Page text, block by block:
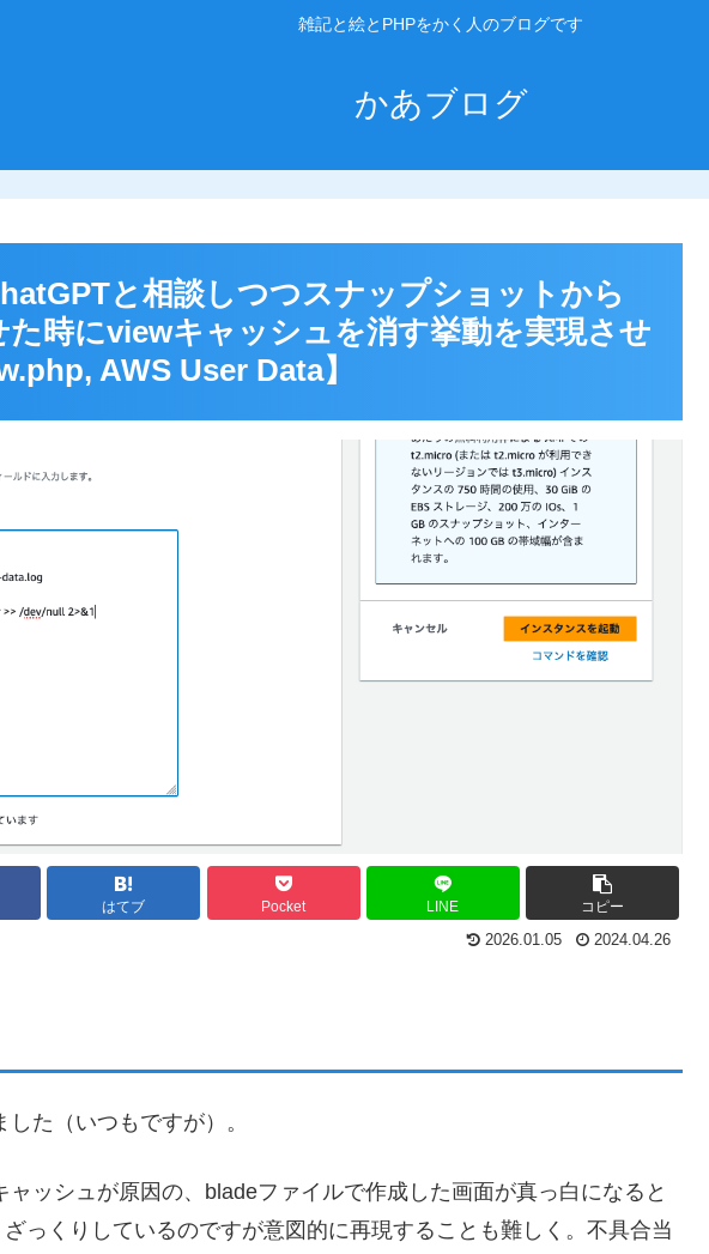
雑記と絵とPHPをかく人のブログです
かあブログ
と相談しつつスナップショットから
時にviewキャッシュを消す挙動を実現させ
AWS User Data】
はてブ Pocket LINE コピー
2026.01.05 2024.04.26
た（いつもですが）。
ッシュが原因の、bladeファイルで作成した画面が真っ白になると
っくりしているのですが意図的に再現することも難しく。不具合当